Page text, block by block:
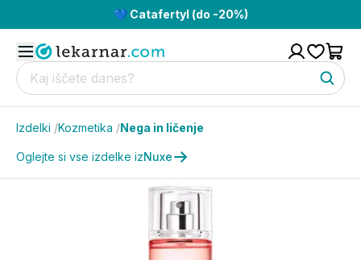
💙 Catafertyl (do -20%)
Izdelki /Kozmetika /Nega in ličenje
Oglejte si vse izdelke izNuxe